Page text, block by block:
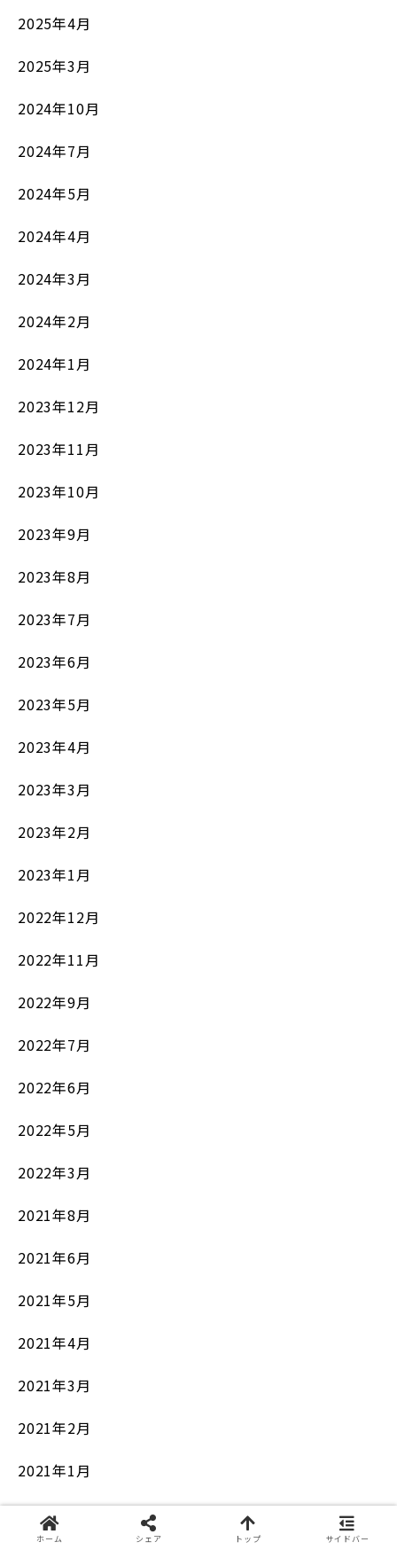
2025年4月
2025年3月
2024年10月
2024年7月
2024年5月
2024年4月
2024年3月
2024年2月
2024年1月
2023年12月
2023年11月
2023年10月
2023年9月
2023年8月
2023年7月
2023年6月
2023年5月
2023年4月
2023年3月
2023年2月
2023年1月
2022年12月
2022年11月
2022年9月
2022年7月
2022年6月
2022年5月
2022年3月
2021年8月
2021年6月
2021年5月
2021年4月
2021年3月
2021年2月
2021年1月
ホーム シェア トップ サイドバー